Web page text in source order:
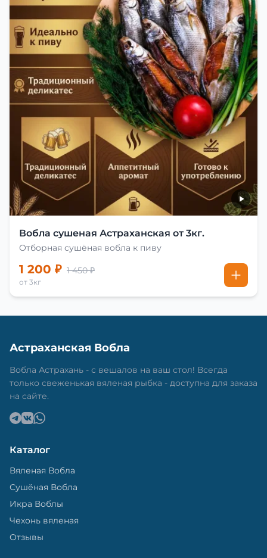
Вобла сушеная Астраханская от 3кг.
Отборная сушёная вобла к пиву
1 200 ₽ 1 450 ₽
от 3кг
Астраханская Вобла
Вобла Астрахань - с вешалов на ваш стол! Всегда
только свеженькая вяленая рыбка - доступна для заказа
на сайте.
Каталог
Вяленая Вобла
Сушёная Вобла
Икра Воблы
Чехонь вяленая
Отзывы